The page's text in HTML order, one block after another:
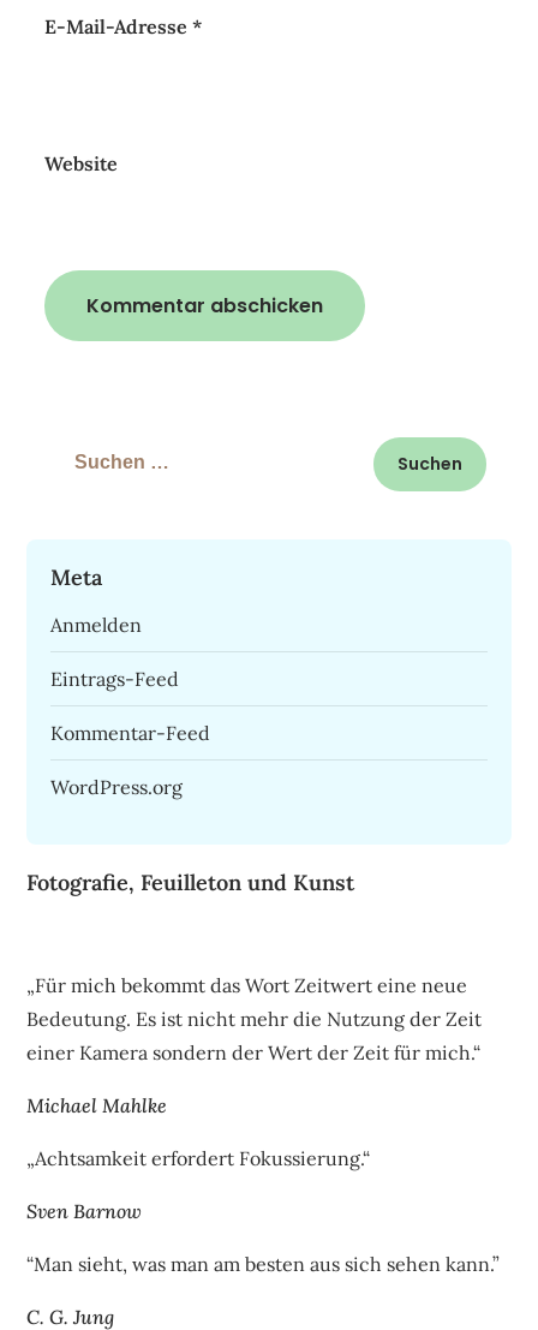
E-Mail-Adresse*
Website
Suchen
Meta
Anmelden
Eintrags-Feed
Kommentar-Feed
WordPress.org
Fotografie, Feuilleton und Kunst
„Für mich bekommt das Wort Zeitwert eine neue
Bedeutung. Es ist nicht mehr die Nutzung der Zeit
einer Kamera sondern der Wert der Zeit für mich.“
Michael Mahlke
„Achtsamkeit erfordert Fokussierung.“
Sven Barnow
“Man sieht, was man am besten aus sich sehen kann.”
C. G. Jung